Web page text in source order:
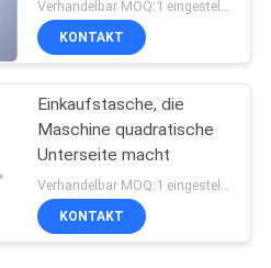
KONTAKT
Einkaufstasche, die
Maschine quadratische
Unterseite macht
KONTAKT